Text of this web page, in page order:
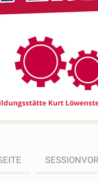
Kurt